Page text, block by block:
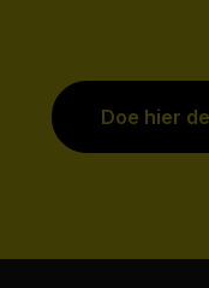
Doe hier